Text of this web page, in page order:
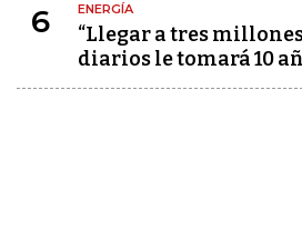
6 ENERGÍA
“Llegar a tres
diarios le tomará 10